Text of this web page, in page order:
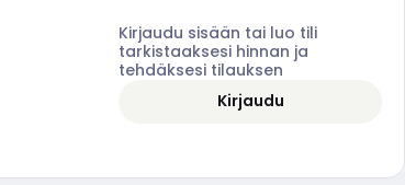
Kirjaudu sisään tai luo tili
tarkistaaksesi hinnan ja
tehdäksesi tilauksen
Kirjaudu